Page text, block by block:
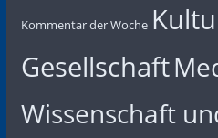
Kommentar der Woche
Gesellschaft
Wissenschaft